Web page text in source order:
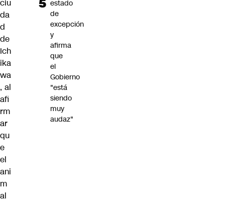
ciu
da
d
de
Ich
ika
wa
, al
afi
rm
ar
qu
e
el
ani
m
al
estado
de
excepción
y
afirma
que
el
Gobierno
"está
siendo
muy
audaz"